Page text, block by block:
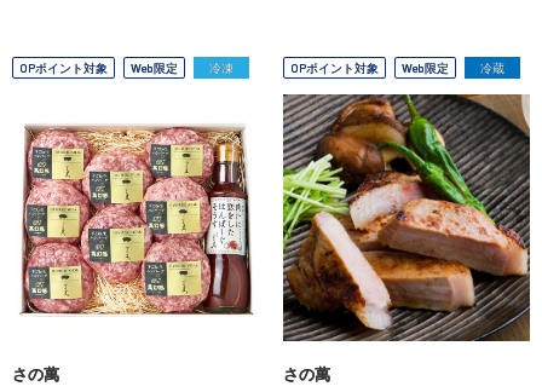
OPポイント対象 Web限定 冷凍
さの萬
OPポイント対象 Web限定 冷蔵
さの萬